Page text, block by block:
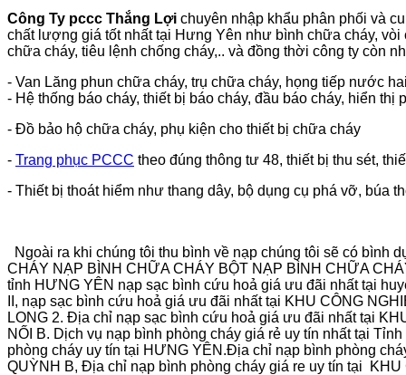
Công Ty pccc Thắng Lợi chuyên nhập khẩu phân phối và
chất lượng giá tốt nhất tại Hưng Yên như bình chữa cháy,
chữa cháy, tiêu lệnh chống cháy,.. và đồng thời công ty còn
- Van Lăng phun chữa cháy, trụ chữa cháy, họng tiếp nước
- Hệ thống báo cháy, thiết bị báo cháy, đầu báo cháy, hiển thị
- Đồ bảo hộ chữa cháy, phụ kiện cho thiết bị chữa cháy
- Trang phục PCCC theo đúng thông tư 48, thiết bị thu sét,
- Thiết bị thoát hiểm như thang dây, bộ dụng cụ phá vỡ, búa
Ngoài ra khi chúng tôi thu bình về nạp chúng tôi sẽ có
CHÁY NẠP BÌNH CHỮA CHÁY BỘT NẠP BÌNH CHỮA
tỉnh HƯNG YÊN nạp sạc bình cứu hoả giá ưu đãi nhất tại
II, nạp sạc bình cứu hoả giá ưu đãi nhất tại KHU CÔNG
LONG 2. Địa chỉ nạp sạc bình cứu hoả giá ưu đãi nhất tại
NỐI B. Dịch vụ nạp bình phòng cháy giá rẻ uy tín nhất tại
phòng cháy uy tín tại HƯNG YÊN.Địa chỉ nạp bình phòng
QUỲNH B, Địa chỉ nạp bình phòng cháy giá re uy tín tại